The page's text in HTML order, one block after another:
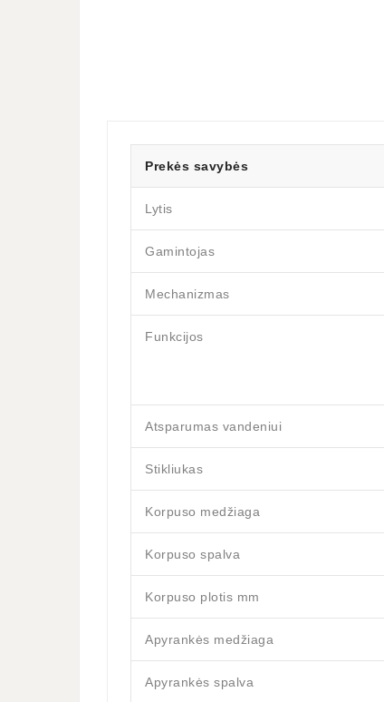
Prekės savybės
Lytis
Gamintojas
Mechanizmas
Funkcijos
Atsparumas vandeniui
Stikliukas
Korpuso medžiaga
Korpuso spalva
Korpuso plotis mm
Apyrankės medžiaga
Apyrankės spalva